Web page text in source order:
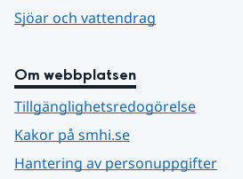
Sjöar och vattendrag
Om webbplatsen
Tillgänglighetsredogörelse
Kakor på smhi.se
Hantering av personuppgifter